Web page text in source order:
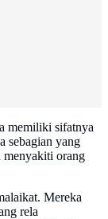
memiliki sifatnya
sebagian yang
menyakiti orang
Mereka
rela